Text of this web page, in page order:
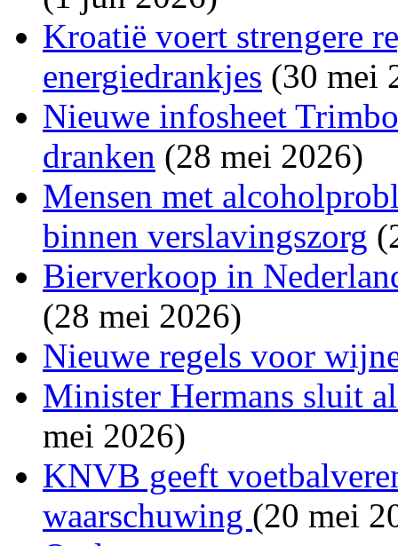
Kroatië voert strengere
energiedrankjes (30 mei
Nieuwe infosheet
dranken (28 mei 2026)
Mensen met
binnen verslavingszorg
Bierverkoop in
(28 mei 2026)
Nieuwe regels voor
Minister Hermans sluit
mei 2026)
KNVB geeft
waarschuwing (20 mei